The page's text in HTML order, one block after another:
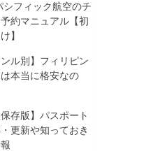
シフィック航空のチ
約マニュアル【初
】
ンル別】フィリピン
本当に格安なの
保存版】パスポート
更新や知っておき